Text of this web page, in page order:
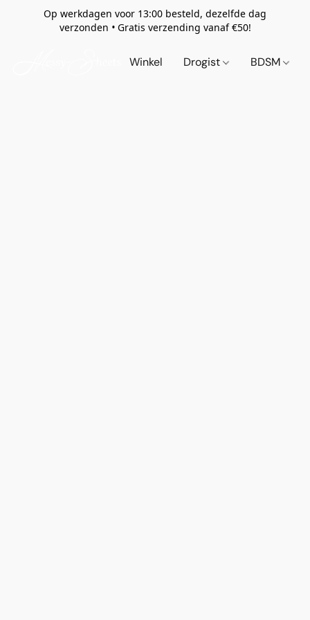
Op werkdagen voor 13:00 besteld, dezelfde dag
verzonden • Gratis verzending vanaf €50!
Winkel Drogist BDSM